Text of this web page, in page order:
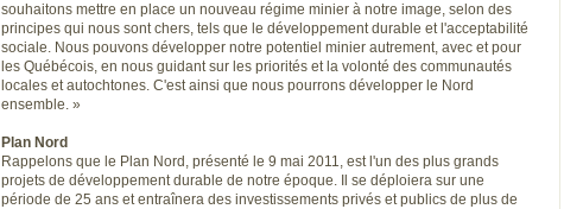
souhaitons mettre en place un nouveau régime minier à notre image, selon des
principes qui nous sont chers, tels que le développement durable et l'acceptabilité
sociale. Nous pouvons développer notre potentiel minier autrement, avec et pour
les Québécois, en nous guidant sur les priorités et la volonté des communautés
locales et autochtones. C'est ainsi que nous pourrons développer le Nord
ensemble. »
Plan Nord
Rappelons que le Plan Nord, présenté le 9 mai 2011, est l'un des plus grands
projets de développement durable de notre époque. Il se déploiera sur une
période de 25 ans et entraînera des investissements privés et publics de plus de